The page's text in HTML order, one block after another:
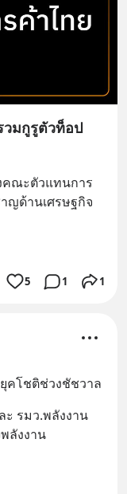
วมกูรูตัวท็อป
คณะตัวแทนการ
ญด้านเศรษฐกิจ
5 1 1
คโชติช่วงชัชวาล
รมว.พลังงาน
ลังงาน